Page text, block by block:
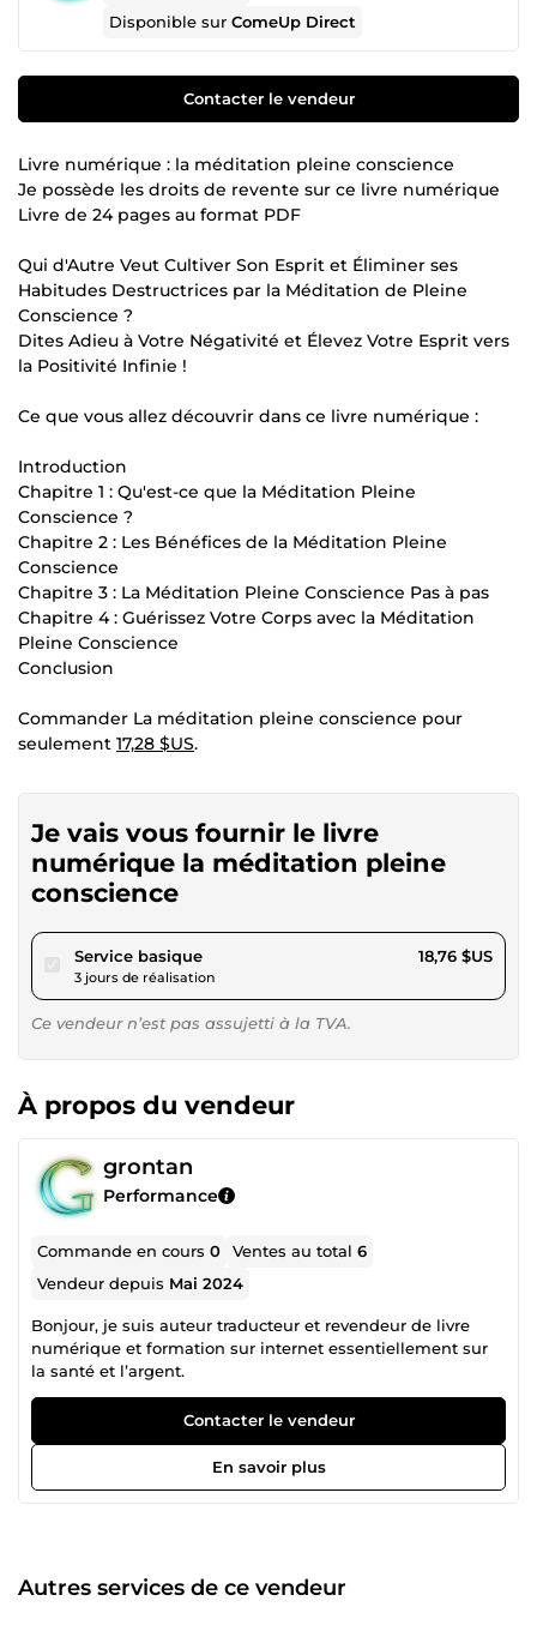
Disponible surComeUp Direct
Contacter le vendeur
Livre numérique : la méditation pleine conscience
Je possède les droits de revente sur ce livre numérique
Livre de 24 pages au format PDF
Qui d'Autre Veut Cultiver Son Esprit et Éliminer ses
Habitudes Destructrices par la Méditation de Pleine
Conscience ?
Dites Adieu à Votre Négativité et Élevez Votre Esprit vers
la Positivité Infinie !
Ce que vous allez découvrir dans ce livre numérique :
Introduction
Chapitre 1 : Qu'est-ce que la Méditation Pleine
Conscience ?
Chapitre 2 : Les Bénéfices de la Méditation Pleine
Conscience
Chapitre 3 : La Méditation Pleine Conscience Pas à pas
Chapitre 4 : Guérissez Votre Corps avec la Méditation
Pleine Conscience
Conclusion
Commander La méditation pleine conscience pour
seulement 17,28 $US.
Je vais vous fournir le livre
numérique la méditation pleine
conscience
Service basiquepour 17,28 $US
3 jours de réalisation
18,76 $US
Ce vendeur n’est pas assujetti à la TVA.
À propos du vendeur
grontan
Performance
Commande en cours0 Ventes au total6
Vendeur depuis Mai 2024
Bonjour, je suis auteur traducteur et revendeur de livre
numérique et formation sur internet essentiellement sur
la santé et l’argent.
Contacter le vendeur
En savoir plus
Autres services de ce vendeur